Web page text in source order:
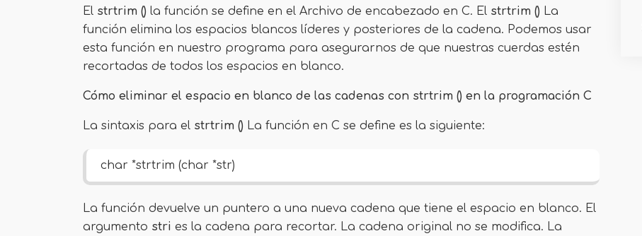
El strtrim () la función se define en el Archivo de encabezado en C. El strtrim () La
función elimina los espacios blancos líderes y posteriores de la cadena. Podemos usar
esta función en nuestro programa para asegurarnos de que nuestras cuerdas estén
recortadas de todos los espacios en blanco.
Cómo eliminar el espacio en blanco de las cadenas con strtrim () en la programación C
La sintaxis para el strtrim () La función en C se define es la siguiente:
char *strtrim (char *str)
La función devuelve un puntero a una nueva cadena que tiene el espacio en blanco. El
argumento stri es la cadena para recortar. La cadena original no se modifica. La